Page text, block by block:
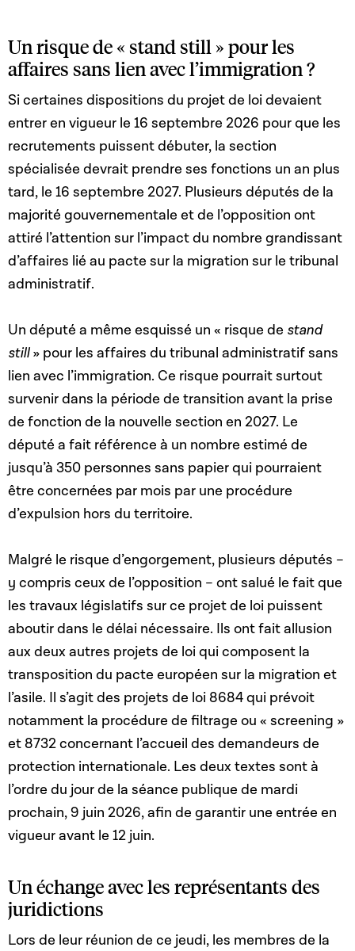
Un risque de « stand still » pour les
affaires sans lien avec l’immigration ?
Si certaines dispositions du projet de loi devaient
entrer en vigueur le 16 septembre 2026 pour que les
recrutements puissent débuter, la section
spécialisée devrait prendre ses fonctions un an plus
tard, le 16 septembre 2027. Plusieurs députés de la
majorité gouvernementale et de l’opposition ont
attiré l’attention sur l’impact du nombre grandissant
d’affaires lié au pacte sur la migration sur le tribunal
administratif.
Un député a même esquissé un « risque de stand
still» pour les affaires du tribunal administratif sans
lien avec l’immigration. Ce risque pourrait surtout
survenir dans la période de transition avant la prise
de fonction de la nouvelle section en 2027. Le
député a fait référence à un nombre estimé de
jusqu’à 350 personnes sans papier qui pourraient
être concernées par mois par une procédure
d’expulsion hors du territoire.
Malgré le risque d’engorgement, plusieurs députés –
y compris ceux de l’opposition – ont salué le fait que
les travaux législatifs sur ce projet de loi puissent
aboutir dans le délai nécessaire. Ils ont fait allusion
aux deux autres projets de loi qui composent la
transposition du pacte européen sur la migration et
l’asile. Il s’agit des projets de loi 8684 qui prévoit
notamment la procédure de filtrage ou « screening »
et 8732 concernant l’accueil des demandeurs de
protection internationale. Les deux textes sont à
l’ordre du jour de la séance publique de mardi
prochain, 9 juin 2026, afin de garantir une entrée en
vigueur avant le 12 juin.
Un échange avec les représentants des
juridictions
Lors de leur réunion de ce jeudi, les membres de la